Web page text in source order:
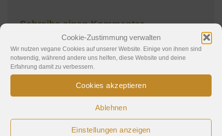
Cookie-Zustimmung verwalten
Wir nutzen vegane Cookies auf unserer Website. Einige von ihnen sind
notwendig, während andere uns helfen, diese Website und deine
Erfahrung damit zu verbessern.
Cookies akzeptieren
Ablehnen
Einstellungen anzeigen
Schreibe einen Kommentar
Deine E-Mail-Adresse wird nicht veröffentlicht.
Erforderliche Felder sind mit*markiert
Kommentar*